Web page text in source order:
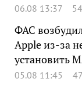
06.08 13:37
ФАС
Apple из-за
установить
05.08 11:45